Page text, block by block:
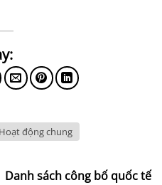
Hoạt động chung
Danh sách công bố quốc tế